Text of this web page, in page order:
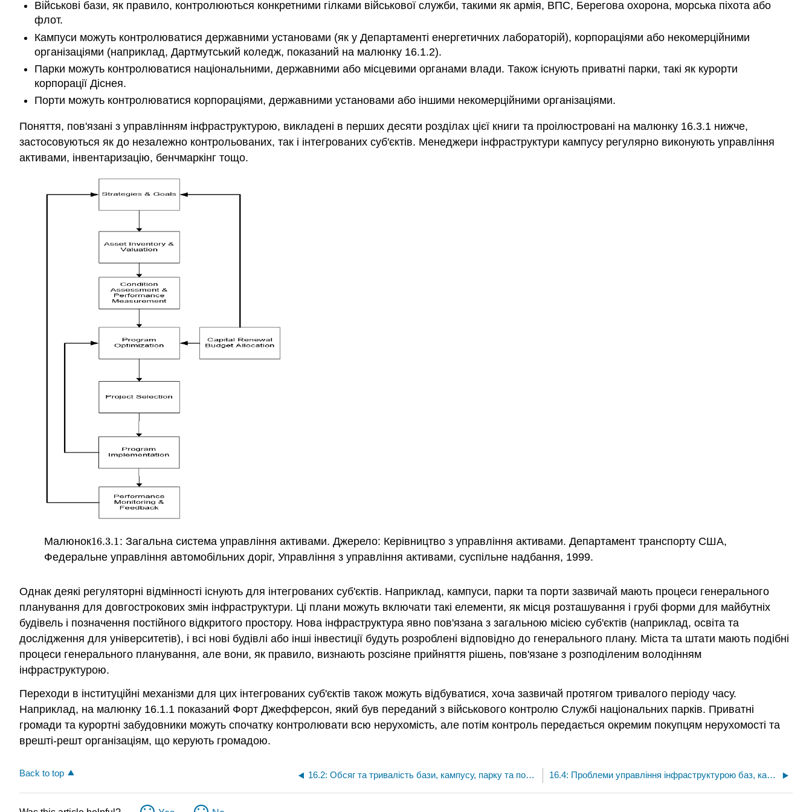
Військові бази, як правило, контролюються конкретними гілками військової служби, такими як армія, ВПС, Берегова охорона, морська піхота або
флот.
Кампуси можуть контролюватися державними установами (як у Департаменті енергетичних лабораторій), корпораціями або некомерційними
організаціями (наприклад, Дартмутський коледж, показаний на малюнку 16.1.2).
Парки можуть контролюватися національними, державними або місцевими органами влади. Також існують приватні парки, такі як курорти
корпорації Діснея.
Порти можуть контролюватися корпораціями, державними установами або іншими некомерційними організаціями.
Поняття, пов'язані з управлінням інфраструктурою, викладені в перших десяти розділах цієї книги та проілюстровані на малюнку 16.3.1 нижче,
застосовуються як до незалежно контрольованих, так і інтегрованих суб'єктів. Менеджери інфраструктури кампусу регулярно виконують управління
активами, інвентаризацію, бенчмаркінг тощо.
Малюнок16.3.1
16.3.1: Загальна система управління активами. Джерело: Керівництво з управління активами. Департамент транспорту США,
Федеральне управління автомобільних доріг, Управління з управління активами, суспільне надбання, 1999.
Однак деякі регуляторні відмінності існують для інтегрованих суб'єктів. Наприклад, кампуси, парки та порти зазвичай мають процеси генерального
планування для довгострокових змін інфраструктури. Ці плани можуть включати такі елементи, як місця розташування і грубі форми для майбутніх
будівель і позначення постійного відкритого простору. Нова інфраструктура явно пов'язана з загальною місією суб'єктів (наприклад, освіта та
дослідження для університетів), і всі нові будівлі або інші інвестиції будуть розроблені відповідно до генерального плану. Міста та штати мають подібні
процеси генерального планування, але вони, як правило, визнають розсіяне прийняття рішень, пов'язане з розподіленим володінням
інфраструктурою.
Переходи в інституційні механізми для цих інтегрованих суб'єктів також можуть відбуватися, хоча зазвичай протягом тривалого періоду часу.
Наприклад, на малюнку 16.1.1 показаний Форт Джефферсон, який був переданий з військового контролю Службі національних парків. Приватні
громади та курортні забудовники можуть спочатку контролювати всю нерухомість, але потім контроль передається окремим покупцям нерухомості та
врешті-решт організаціям, що керують громадою.
Back to top 16.2: Обсяг та тривалість бази, кампусу, парку та портової інфраструктури 16.4: Проблеми управління інфраструктурою баз, кампусів, парків та портів